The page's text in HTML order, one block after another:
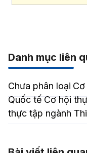
Danh mục liên
Chưa phân loại
Quốc tếCơ hội
thực tập ngành